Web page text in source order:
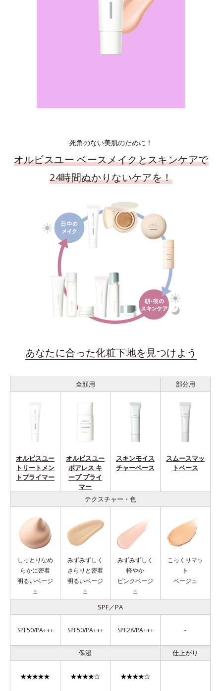
死角のない美肌のために！
オルビスユー ベースメイクとスキンケアで
24時間ぬかりないケアを！
あなたに合った化粧下地を見つけよう
全顔用 部分用
オルビスユー
トリートメン
トプライマー
オルビスユー
ポアレス キ
ープ プライ
マー
スキンモイス
チャーベース
スムースマッ
トベース
テクスチャー・色
しっとりなめ
らかに密着
明るいベージ
ュ
みずみずしく
さらりと密着
明るいベージ
ュ
みずみずしく
軽やか
ピンクベージ
ュ
こっくりマッ
ト
ベージュ
SPF／PA
SPF50/PA+++ SPF50/PA+++ SPF28/PA+++ -
保湿 仕上がり